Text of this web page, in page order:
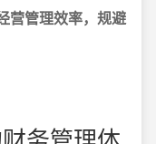
营管理效率，规避